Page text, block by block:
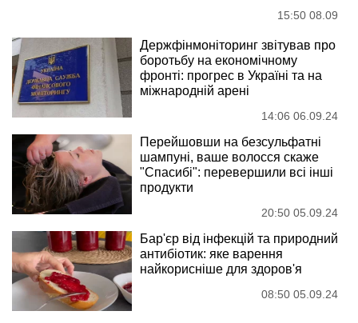
15:50 08.09
Держфінмоніторинг звітував про
боротьбу на економічному
фронті: прогрес в Україні та на
міжнародній арені
14:06 06.09.24
Перейшовши на безсульфатні
шампуні, ваше волосся скаже
"Спасибі": перевершили всі інші
продукти
20:50 05.09.24
Бар'єр від інфекцій та природний
антибіотик: яке варення
найкорисніше для здоров'я
08:50 05.09.24